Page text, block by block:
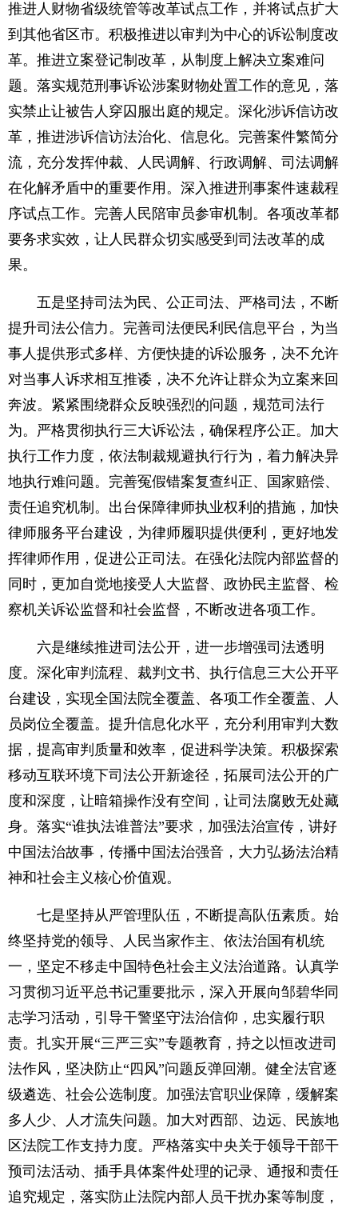
推进人财物省级统管等改革试点工作，并将试点扩大
到其他省区市。积极推进以审判为中心的诉讼制度改
革。推进立案登记制改革，从制度上解决立案难问
题。落实规范刑事诉讼涉案财物处置工作的意见，落
实禁止让被告人穿囚服出庭的规定。深化涉诉信访改
革，推进涉诉信访法治化、信息化。完善案件繁简分
流，充分发挥仲裁、人民调解、行政调解、司法调解
在化解矛盾中的重要作用。深入推进刑事案件速裁程
序试点工作。完善人民陪审员参审机制。各项改革都
要务求实效，让人民群众切实感受到司法改革的成
果。
五是坚持司法为民、公正司法、严格司法，不断
提升司法公信力。完善司法便民利民信息平台，为当
事人提供形式多样、方便快捷的诉讼服务，决不允许
对当事人诉求相互推诿，决不允许让群众为立案来回
奔波。紧紧围绕群众反映强烈的问题，规范司法行
为。严格贯彻执行三大诉讼法，确保程序公正。加大
执行工作力度，依法制裁规避执行行为，着力解决异
地执行难问题。完善冤假错案复查纠正、国家赔偿、
责任追究机制。出台保障律师执业权利的措施，加快
律师服务平台建设，为律师履职提供便利，更好地发
挥律师作用，促进公正司法。在强化法院内部监督的
同时，更加自觉地接受人大监督、政协民主监督、检
察机关诉讼监督和社会监督，不断改进各项工作。
六是继续推进司法公开，进一步增强司法透明
度。深化审判流程、裁判文书、执行信息三大公开平
台建设，实现全国法院全覆盖、各项工作全覆盖、人
员岗位全覆盖。提升信息化水平，充分利用审判大数
据，提高审判质量和效率，促进科学决策。积极探索
移动互联环境下司法公开新途径，拓展司法公开的广
度和深度，让暗箱操作没有空间，让司法腐败无处藏
身。落实“谁执法谁普法”要求，加强法治宣传，讲好
中国法治故事，传播中国法治强音，大力弘扬法治精
神和社会主义核心价值观。
七是坚持从严管理队伍，不断提高队伍素质。始
终坚持党的领导、人民当家作主、依法治国有机统
一，坚定不移走中国特色社会主义法治道路。认真学
习贯彻习近平总书记重要批示，深入开展向邹碧华同
志学习活动，引导干警坚守法治信仰，忠实履行职
责。扎实开展“三严三实”专题教育，持之以恒改进司
法作风，坚决防止“四风”问题反弹回潮。健全法官逐
级遴选、社会公选制度。加强法官职业保障，缓解案
多人少、人才流失问题。加大对西部、边远、民族地
区法院工作支持力度。严格落实中央关于领导干部干
预司法活动、插手具体案件处理的记录、通报和责任
追究规定，落实防止法院内部人员干扰办案等制度，